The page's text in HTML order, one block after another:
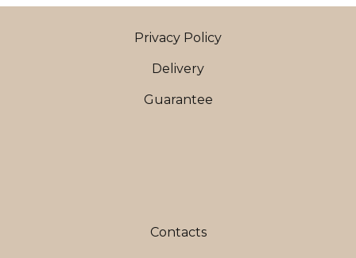
Privacy Policy
Delivery
Guarantee
Contacts